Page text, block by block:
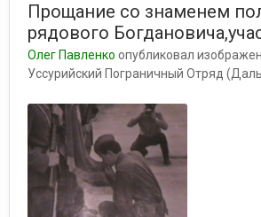
Прощание со знаменем
рядового
Олег Павленко опубликовал
Уссурийский Пограничный Отряд